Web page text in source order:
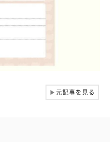
▶元記事を見る